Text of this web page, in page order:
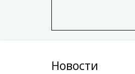
Новости